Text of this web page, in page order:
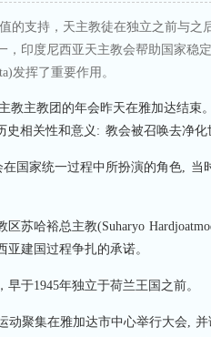
的支持，天主教徒在独立之前与之
，印度尼西亚天主教会帮助国家稳
发挥了重要作用。
教主教团的年会昨天在雅加达结束
相关性和意义: 教会被召唤去净化
国家统一过程中所扮演的角色, 当
苏哈裕总主教(Suharyo
建国过程争扎的承诺。
于1945年独立于荷兰王国之前。
动聚集在雅加达市中心举行大会,